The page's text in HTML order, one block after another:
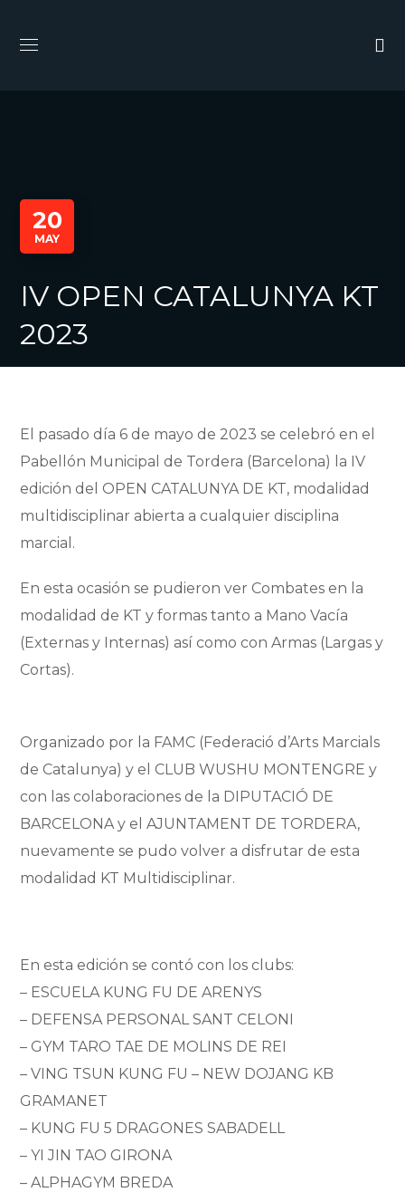
20
MAY
IV OPEN CATALUNYA KT
2023
El pasado día 6 de mayo de 2023 se celebró en el
Pabellón Municipal de Tordera (Barcelona) la IV
edición del OPEN CATALUNYA DE KT, modalidad
multidisciplinar abierta a cualquier disciplina
marcial.
En esta ocasión se pudieron ver Combates en la
modalidad de KT y formas tanto a Mano Vacía
(Externas y Internas) así como con Armas (Largas y
Cortas).
Organizado por la FAMC (Federació d’Arts Marcials
de Catalunya) y el CLUB WUSHU MONTENGRE y
con las colaboraciones de la DIPUTACIÓ DE
BARCELONA y el AJUNTAMENT DE TORDERA,
nuevamente se pudo volver a disfrutar de esta
modalidad KT Multidisciplinar.
En esta edición se contó con los clubs:
– ESCUELA KUNG FU DE ARENYS
– DEFENSA PERSONAL SANT CELONI
– GYM TARO TAE DE MOLINS DE REI
– VING TSUN KUNG FU – NEW DOJANG KB
GRAMANET
– KUNG FU 5 DRAGONES SABADELL
– YI JIN TAO GIRONA
– ALPHAGYM BREDA